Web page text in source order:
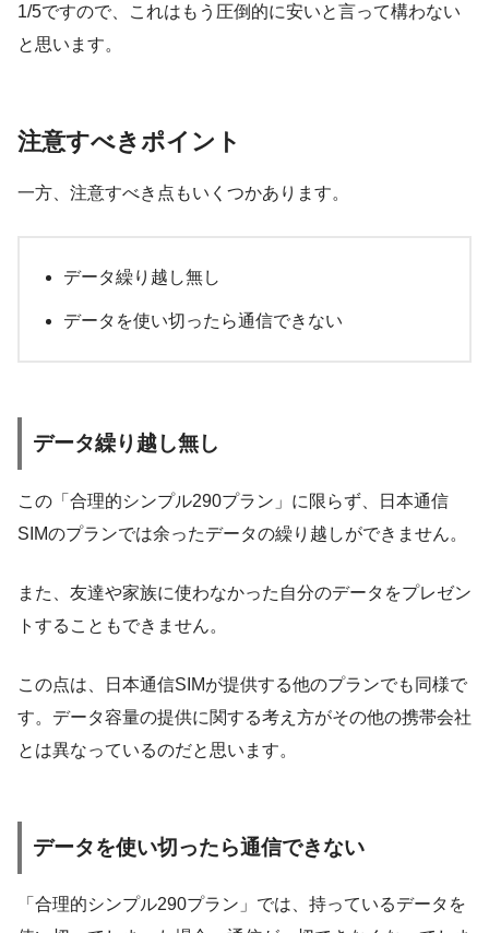
1/5ですので、これはもう圧倒的に安いと言って構わない
と思います。
注意すべきポイント
一方、注意すべき点もいくつかあります。
データ繰り越し無し
データを使い切ったら通信できない
データ繰り越し無し
この「合理的シンプル290プラン」に限らず、日本通信
SIMのプランでは余ったデータの繰り越しができません。
また、友達や家族に使わなかった自分のデータをプレゼン
トすることもできません。
この点は、日本通信SIMが提供する他のプランでも同様で
す。データ容量の提供に関する考え方がその他の携帯会社
とは異なっているのだと思います。
データを使い切ったら通信できない
「合理的シンプル290プラン」では、持っているデータを